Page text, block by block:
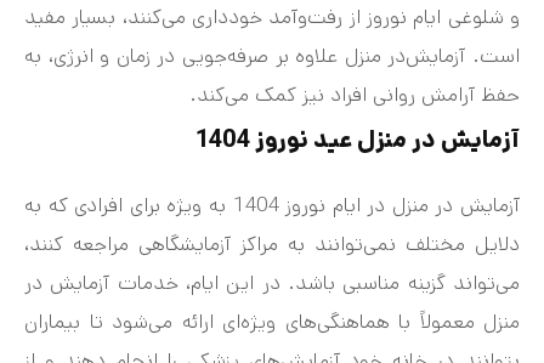
و شلوغی ایام نوروز از رفت‌وآمد خودداری می‌کنند، بسیار مفید
است. آزمایش‌در منزل علاوه بر صرفه‌جویی در زمان و انرژی، به
حفظ آرامش روانی افراد نیز کمک می‌کند.
آزمایش در منزل عید نوروز 1404
آزمایش در منزل در ایام نوروز 1404 به ویژه برای افرادی که به
دلایل مختلف نمی‌توانند به مراکز آزمایشگاهی مراجعه کنند،
می‌تواند گزینه مناسبی باشد. در این ایام، خدمات آزمایش در
منزل معمولاً با هماهنگی‌های ویژه‌ای ارائه می‌شود تا بیماران